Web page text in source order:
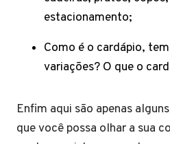
estacionamento;
Como é o cardápio,
variações? O que o
Enfim aqui são apenas
que você possa olhar a sua